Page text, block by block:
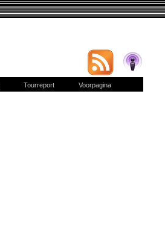
Tourreport
Voorpagina